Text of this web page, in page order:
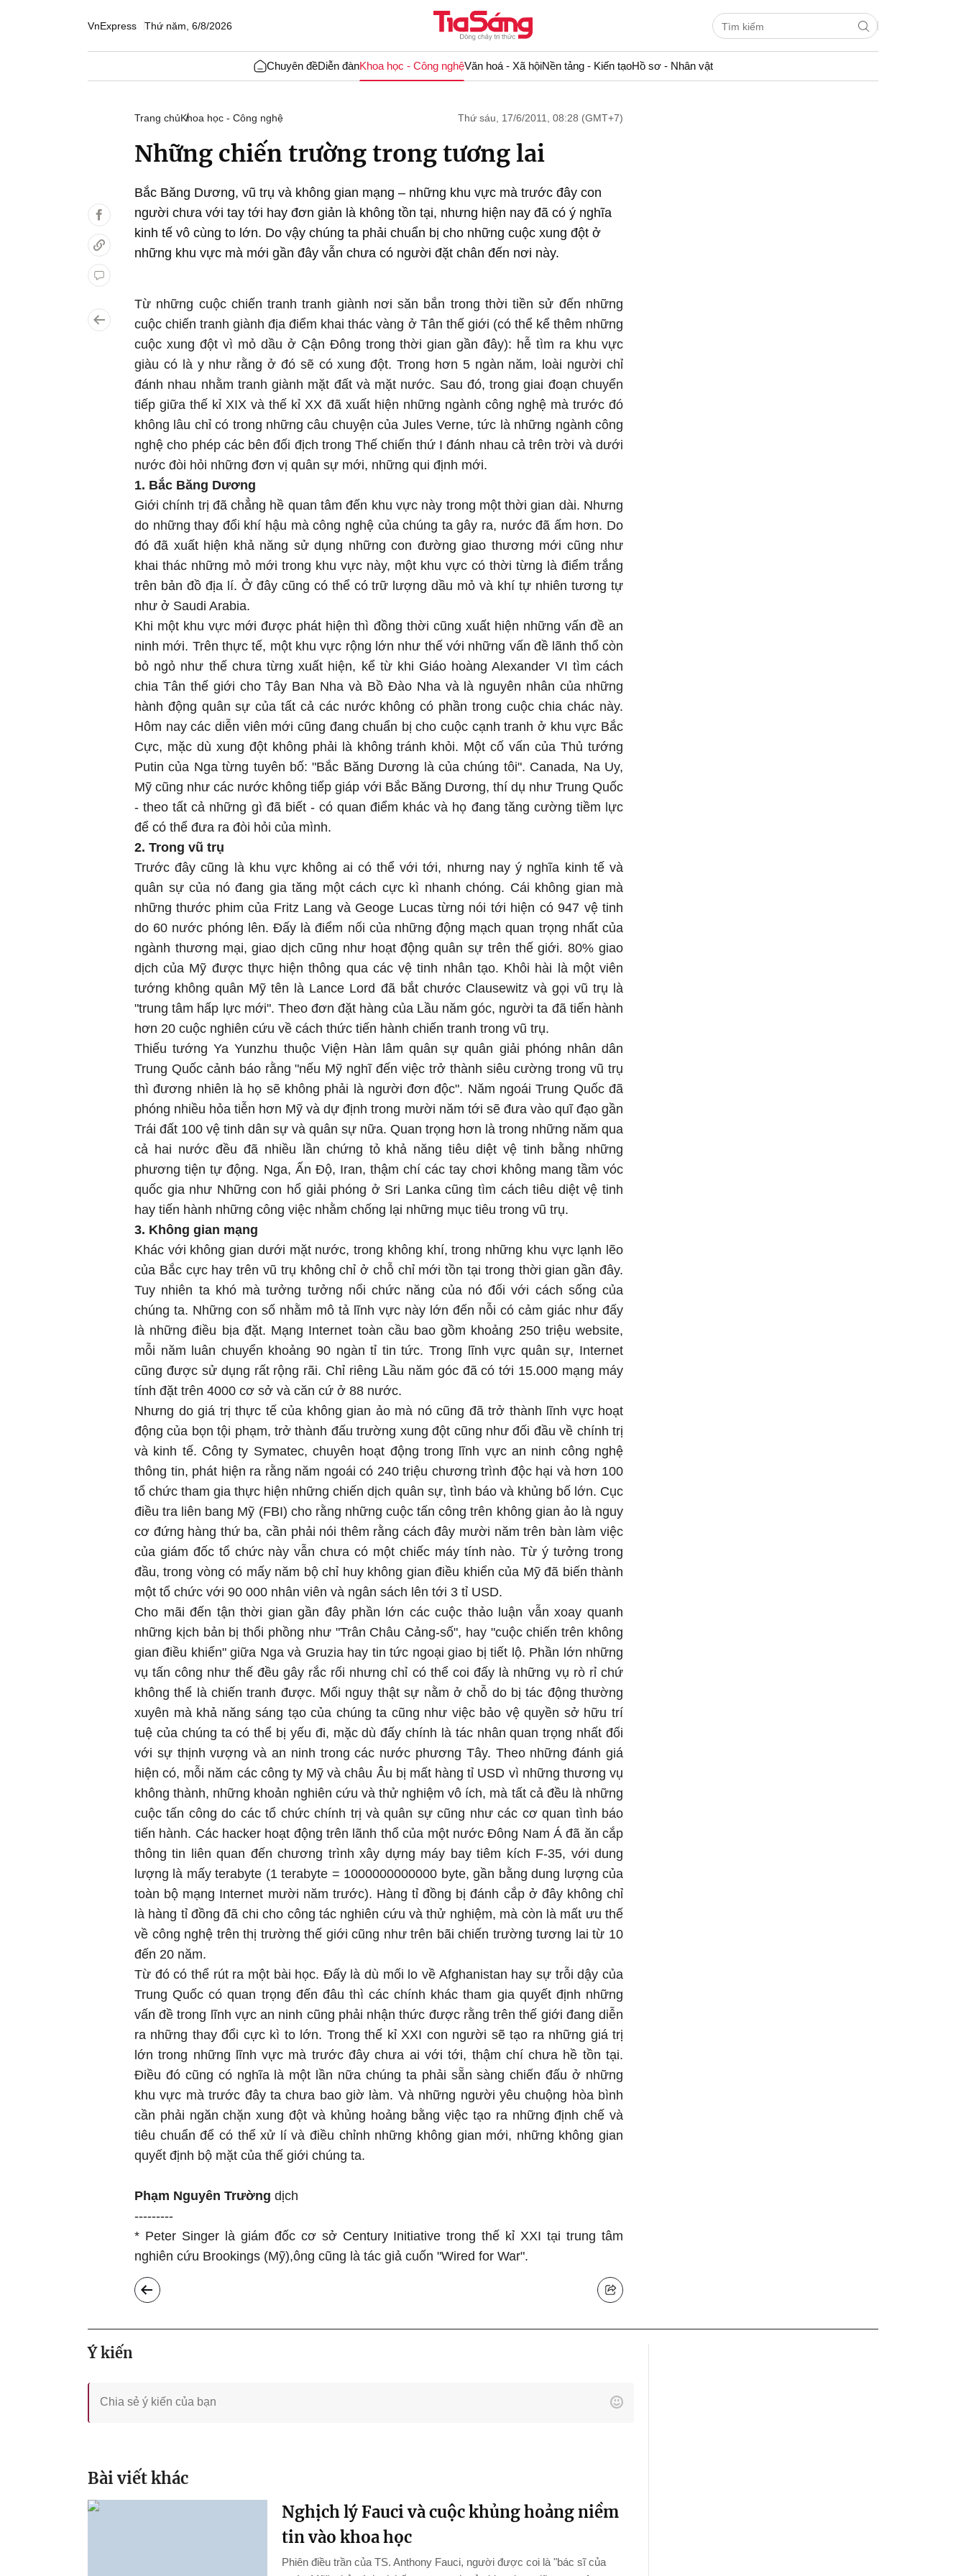
VnExpress Thứ năm, 6/8/2026
Chuyên đềDiễn đànKhoa học - Công nghệVăn hoá - Xã hộiNền tảng - Kiến tạoHồ sơ - Nhân vật
Trang chủKhoa học - Công nghệ Thứ sáu, 17/6/2011, 08:28 (GMT+7)
Những chiến trường trong tương lai
Bắc Băng Dương, vũ trụ và không gian mạng – những khu vực mà trước đây con
người chưa với tay tới hay đơn giản là không tồn tại, nhưng hiện nay đã có ý nghĩa
kinh tế vô cùng to lớn. Do vậy chúng ta phải chuẩn bị cho những cuộc xung đột ở
những khu vực mà mới gần đây vẫn chưa có người đặt chân đến nơi này.
Từ những cuộc chiến tranh tranh giành nơi săn bắn trong thời tiền sử đến những
cuộc chiến tranh giành địa điểm khai thác vàng ở Tân thế giới (có thể kể thêm những
cuộc xung đột vì mỏ dầu ở Cận Đông trong thời gian gần đây): hễ tìm ra khu vực
giàu có là y như rằng ở đó sẽ có xung đột. Trong hơn 5 ngàn năm, loài người chỉ
đánh nhau nhằm tranh giành mặt đất và mặt nước. Sau đó, trong giai đoạn chuyển
tiếp giữa thế kỉ XIX và thế kỉ XX đã xuất hiện những ngành công nghệ mà trước đó
không lâu chỉ có trong những câu chuyện của Jules Verne, tức là những ngành công
nghệ cho phép các bên đối địch trong Thế chiến thứ I đánh nhau cả trên trời và dưới
nước đòi hỏi những đơn vị quân sự mới, những qui định mới.
1. Bắc Băng Dương
Giới chính trị đã chẳng hề quan tâm đến khu vực này trong một thời gian dài. Nhưng
do những thay đổi khí hậu mà công nghệ của chúng ta gây ra, nước đã ấm hơn. Do
đó đã xuất hiện khả năng sử dụng những con đường giao thương mới cũng như
khai thác những mỏ mới trong khu vực này, một khu vực có thời từng là điểm trắng
trên bản đồ địa lí. Ở đây cũng có thể có trữ lượng dầu mỏ và khí tự nhiên tương tự
như ở Saudi Arabia.
Khi một khu vực mới được phát hiện thì đồng thời cũng xuất hiện những vấn đề an
ninh mới. Trên thực tế, một khu vực rộng lớn như thế với những vấn đề lãnh thổ còn
bỏ ngỏ như thế chưa từng xuất hiện, kể từ khi Giáo hoàng Alexander VI tìm cách
chia Tân thế giới cho Tây Ban Nha và Bồ Đào Nha và là nguyên nhân của những
hành động quân sự của tất cả các nước không có phần trong cuộc chia chác này.
Hôm nay các diễn viên mới cũng đang chuẩn bị cho cuộc cạnh tranh ở khu vực Bắc
Cực, mặc dù xung đột không phải là không tránh khỏi. Một cố vấn của Thủ tướng
Putin của Nga từng tuyên bố: "Bắc Băng Dương là của chúng tôi". Canada, Na Uy,
Mỹ cũng như các nước không tiếp giáp với Bắc Băng Dương, thí dụ như Trung Quốc
- theo tất cả những gì đã biết - có quan điểm khác và họ đang tăng cường tiềm lực
để có thể đưa ra đòi hỏi của mình.
2. Trong vũ trụ
Trước đây cũng là khu vực không ai có thể với tới, nhưng nay ý nghĩa kinh tế và
quân sự của nó đang gia tăng một cách cực kì nhanh chóng. Cái không gian mà
những thước phim của Fritz Lang và Geoge Lucas từng nói tới hiện có 947 vệ tinh
do 60 nước phóng lên. Đấy là điểm nối của những động mạch quan trọng nhất của
ngành thương mại, giao dịch cũng như hoạt động quân sự trên thế giới. 80% giao
dịch của Mỹ được thực hiện thông qua các vệ tinh nhân tạo. Khôi hài là một viên
tướng không quân Mỹ tên là Lance Lord đã bắt chước Clausewitz và gọi vũ trụ là
"trung tâm hấp lực mới". Theo đơn đặt hàng của Lầu năm góc, người ta đã tiến hành
hơn 20 cuộc nghiên cứu về cách thức tiến hành chiến tranh trong vũ trụ.
Thiếu tướng Ya Yunzhu thuộc Viện Hàn lâm quân sự quân giải phóng nhân dân
Trung Quốc cảnh báo rằng "nếu Mỹ nghĩ đến việc trở thành siêu cường trong vũ trụ
thì đương nhiên là họ sẽ không phải là người đơn độc". Năm ngoái Trung Quốc đã
phóng nhiều hỏa tiễn hơn Mỹ và dự định trong mười năm tới sẽ đưa vào quĩ đạo gần
Trái đất 100 vệ tinh dân sự và quân sự nữa. Quan trọng hơn là trong những năm qua
cả hai nước đều đã nhiều lần chứng tỏ khả năng tiêu diệt vệ tinh bằng những
phương tiện tự động. Nga, Ấn Độ, Iran, thậm chí các tay chơi không mang tầm vóc
quốc gia như Những con hổ giải phóng ở Sri Lanka cũng tìm cách tiêu diệt vệ tinh
hay tiến hành những công việc nhằm chống lại những mục tiêu trong vũ trụ.
3. Không gian mạng
Khác với không gian dưới mặt nước, trong không khí, trong những khu vực lạnh lẽo
của Bắc cực hay trên vũ trụ không chỉ ở chỗ chỉ mới tồn tại trong thời gian gần đây.
Tuy nhiên ta khó mà tưởng tưởng nổi chức năng của nó đối với cách sống của
chúng ta. Những con số nhằm mô tả lĩnh vực này lớn đến nỗi có cảm giác như đấy
là những điều bịa đặt. Mạng Internet toàn cầu bao gồm khoảng 250 triệu website,
mỗi năm luân chuyển khoảng 90 ngàn tỉ tin tức. Trong lĩnh vực quân sự, Internet
cũng được sử dụng rất rộng rãi. Chỉ riêng Lầu năm góc đã có tới 15.000 mạng máy
tính đặt trên 4000 cơ sở và căn cứ ở 88 nước.
Nhưng do giá trị thực tế của không gian ảo mà nó cũng đã trở thành lĩnh vực hoạt
động của bọn tội phạm, trở thành đấu trường xung đột cũng như đối đầu về chính trị
và kinh tế. Công ty Symatec, chuyên hoạt động trong lĩnh vực an ninh công nghệ
thông tin, phát hiện ra rằng năm ngoái có 240 triệu chương trình độc hại và hơn 100
tổ chức tham gia thực hiện những chiến dịch quân sự, tình báo và khủng bố lớn. Cục
điều tra liên bang Mỹ (FBI) cho rằng những cuộc tấn công trên không gian ảo là nguy
cơ đứng hàng thứ ba, cần phải nói thêm rằng cách đây mười năm trên bàn làm việc
của giám đốc tổ chức này vẫn chưa có một chiếc máy tính nào. Từ ý tưởng trong
đầu, trong vòng có mấy năm bộ chỉ huy không gian điều khiển của Mỹ đã biến thành
một tổ chức với 90 000 nhân viên và ngân sách lên tới 3 tỉ USD.
Cho mãi đến tận thời gian gần đây phần lớn các cuộc thảo luận vẫn xoay quanh
những kịch bản bị thổi phồng như "Trân Châu Cảng-số", hay "cuộc chiến trên không
gian điều khiển" giữa Nga và Gruzia hay tin tức ngoại giao bị tiết lộ. Phần lớn những
vụ tấn công như thế đều gây rắc rối nhưng chỉ có thể coi đấy là những vụ rò rỉ chứ
không thể là chiến tranh được. Mối nguy thật sự nằm ở chỗ do bị tác động thường
xuyên mà khả năng sáng tạo của chúng ta cũng như việc bảo vệ quyền sở hữu trí
tuệ của chúng ta có thể bị yếu đi, mặc dù đấy chính là tác nhân quan trọng nhất đối
với sự thịnh vượng và an ninh trong các nước phương Tây. Theo những đánh giá
hiện có, mỗi năm các công ty Mỹ và châu Âu bị mất hàng tỉ USD vì những thương vụ
không thành, những khoản nghiên cứu và thử nghiệm vô ích, mà tất cả đều là những
cuộc tấn công do các tổ chức chính trị và quân sự cũng như các cơ quan tình báo
tiến hành. Các hacker hoạt động trên lãnh thổ của một nước Đông Nam Á đã ăn cắp
thông tin liên quan đến chương trình xây dựng máy bay tiêm kích F-35, với dung
lượng là mấy terabyte (1 terabyte = 1000000000000 byte, gần bằng dung lượng của
toàn bộ mạng Internet mười năm trước). Hàng tỉ đồng bị đánh cắp ở đây không chỉ
là hàng tỉ đồng đã chi cho công tác nghiên cứu và thử nghiệm, mà còn là mất ưu thế
về công nghệ trên thị trường thế giới cũng như trên bãi chiến trường tương lai từ 10
đến 20 năm.
Từ đó có thể rút ra một bài học. Đấy là dù mối lo về Afghanistan hay sự trỗi dậy của
Trung Quốc có quan trọng đến đâu thì các chính khác tham gia quyết định những
vấn đề trong lĩnh vực an ninh cũng phải nhận thức được rằng trên thế giới đang diễn
ra những thay đổi cực kì to lớn. Trong thế kỉ XXI con người sẽ tạo ra những giá trị
lớn trong những lĩnh vực mà trước đây chưa ai với tới, thậm chí chưa hề tồn tại.
Điều đó cũng có nghĩa là một lần nữa chúng ta phải sẵn sàng chiến đấu ở những
khu vực mà trước đây ta chưa bao giờ làm. Và những người yêu chuộng hòa bình
cần phải ngăn chặn xung đột và khủng hoảng bằng việc tạo ra những định chế và
tiêu chuẩn để có thể xử lí và điều chỉnh những không gian mới, những không gian
quyết định bộ mặt của thế giới chúng ta.
Phạm Nguyên Trường dịch
---------
* Peter Singer là giám đốc cơ sở Century Initiative trong thế kỉ XXI tại trung tâm
nghiên cứu Brookings (Mỹ),ông cũng là tác giả cuốn "Wired for War".
Ý kiến
Bài viết khác
Nghịch lý Fauci và cuộc khủng hoảng niềm
tin vào khoa học
Phiên điều trần của TS. Anthony Fauci, người được coi là "bác sĩ của